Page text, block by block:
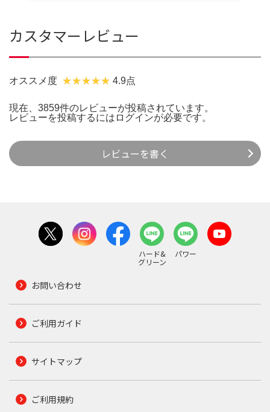
カスタマーレビュー
オススメ度 4.9点
現在、3859件のレビューが投稿されています。
レビューを投稿するには ログインが必要です。
レビューを書く
ハード&
グリーン
パワー
お問い合わせ
ご利用ガイド
サイトマップ
ご利用規約